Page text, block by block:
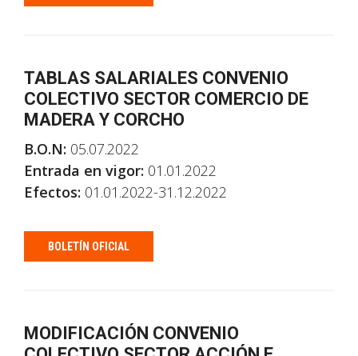
TABLAS SALARIALES CONVENIO
COLECTIVO SECTOR COMERCIO DE
MADERA Y CORCHO
B.O.N: 05.07.2022
Entrada en vigor: 01.01.2022
Efectos: 01.01.2022-31.12.2022
BOLETÍN OFICIAL
MODIFICACIÓN CONVENIO